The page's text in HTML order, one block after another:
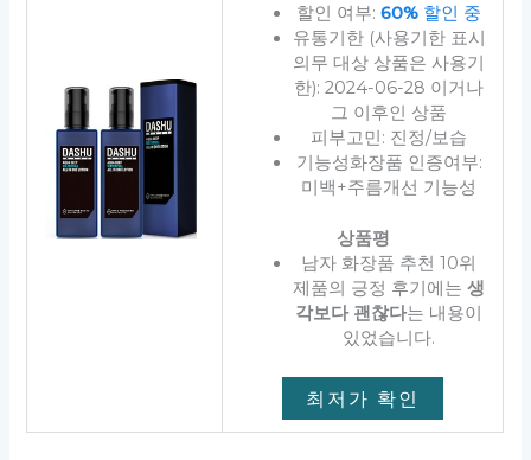
할인 여부:60% 할인 중
유통기한 (사용기한 표시
의무 대상 상품은 사용기
한): 2024-06-28 이거나
그 이후인 상품
피부고민: 진정/보습
기능성화장품 인증여부:
미백+주름개선 기능성
상품평
남자 화장품 추천 10위
제품의 긍정 후기에는생
각보다 괜찮다는 내용이
있었습니다.
최저가 확인